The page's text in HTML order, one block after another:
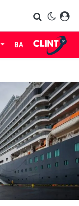
BABES LIFE